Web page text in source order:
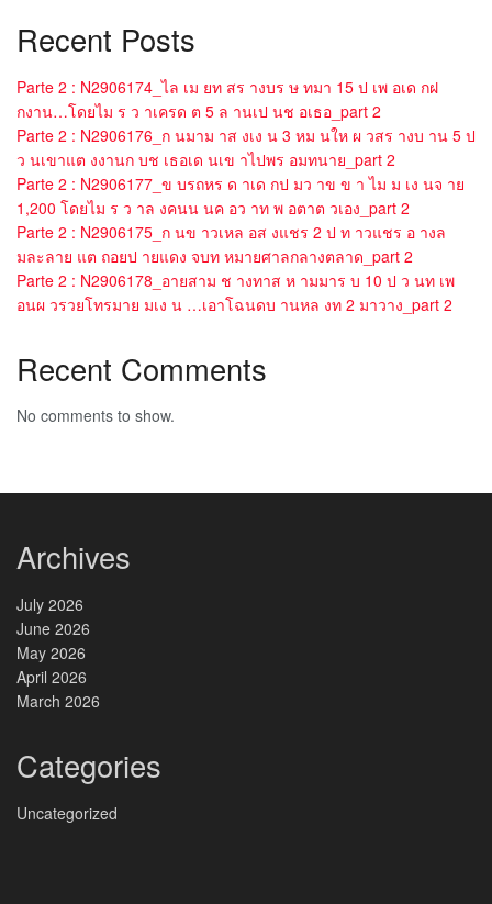
Recent Posts
Parte 2 : N2906174_ไล เม ยท สร างบร ษ ทมา 15 ป เพ อเด กฝ
กงาน…โดยไม ร ว าเครด ต 5 ล านเป นช อเธอ_part 2
Parte 2 : N2906176_ก นมาม าส งเง น 3 หม นให ผ วสร างบ าน 5 ป
ว นเขาแต งงานก บช เธอเด นเข าไปพร อมทนาย_part 2
Parte 2 : N2906177_ข บรถหร ด าเด กป มว าข ข า ไม ม เง นจ าย
1,200 โดยไม ร ว าล งคนน นค อว าท พ อตาต วเอง_part 2
Parte 2 : N2906175_ก นข าวเหล อส งแชร 2 ป ท าวแชร อ างล
มละลาย แต ถอยป ายแดง จบท หมายศาลกลางตลาด_part 2
Parte 2 : N2906178_อายสาม ช างทาส ห ามมาร บ 10 ป ว นท เพ
อนผ วรวยโทรมาย มเง น …เอาโฉนดบ านหล งท 2 มาวาง_part 2
Recent Comments
No comments to show.
Archives
July 2026
June 2026
May 2026
April 2026
March 2026
Categories
Uncategorized